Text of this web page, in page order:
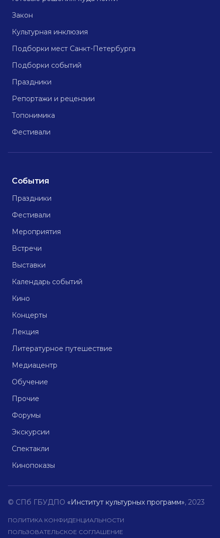
Закон
Культурная инклюзия
Подборки мест Санкт-Петербурга
Подборки событий
Праздники
Репортажи и рецензии
Топонимика
Фестивали
События
Праздники
Фестивали
Мероприятия
Встречи
Выставки
Календарь событий
Кино
Концерты
Лекция
Литературное путешествие
Медиацентр
Обучение
Прочие
Форумы
Экскурсии
Спектакли
Кинопоказы
© СПб ГБУДПО «Институт культурных программ», 2023
ПОЛИТИКА КОНФИДЕНЦИАЛЬНОСТИ
ПОЛЬЗОВАТЕЛЬСКОЕ СОГЛАШЕНИЕ